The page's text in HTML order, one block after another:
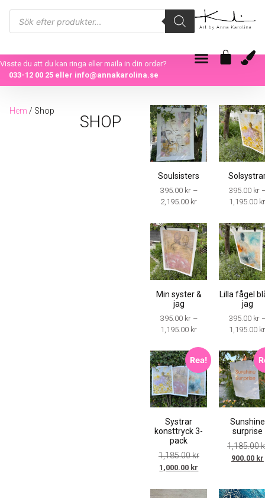
Visste du att du kan ringa eller maila in din order?
033-12 00 25eller info@annakarolina.se
Hem / Shop
SHOP
Soulsisters
395.00 kr –
2,195.00 kr
395.00 kr
1,195.00
Min syster &
jag
395.00 kr –
1,195.00 kr
Lilla fågel
jag
395.00 kr
1,195.00
Rea!
Systrar
konsttryck 3-
pack
1,185.00kr
1,000.00 kr
Sunshine
surprise
1,185.00
900.00 kr